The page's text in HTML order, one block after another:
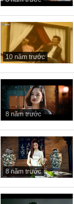
10 năm trước
8 năm trước
8 năm trước